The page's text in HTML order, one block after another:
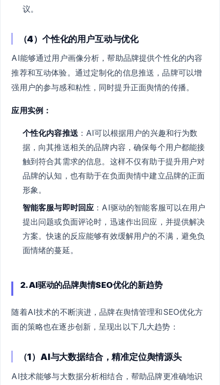
议。
（4）个性化的用户互动与优化
AI能够通过用户画像分析，帮助品牌提供个性化的内容
推荐和互动体验。通过定制化的信息推送，品牌可以增
强用户的参与感和粘性，同时提升正面舆情的传播。
应用实例：
个性化内容推送 ：AI可以根据用户的兴趣和行为数
据，向其推送相关的品牌内容，确保每个用户都能接
触到符合其需求的信息。这样不仅有助于提升用户对
品牌的认知，也有助于在负面舆情中建立品牌的正面
形象。
智能客服与即时回应 ：AI驱动的智能客服可以在用户
提出问题或负面评论时，迅速作出回应，并提供解决
方案。快速的反应能够有效缓解用户的不满，避免负
面情绪的蔓延。
2. AI驱动的品牌舆情SEO优化的新趋势
随着AI技术的不断演进，品牌在舆情管理和SEO优化方
面的策略也在逐步创新，呈现出以下几大趋势：
（1）AI与大数据结合，精准定位舆情源头
AI技术能够与大数据分析相结合，帮助品牌更准确地识